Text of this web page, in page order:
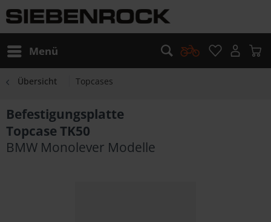
Menü
Übersicht Topcases
Befestigungsplatte
Topcase TK50
BMW Monolever Modelle